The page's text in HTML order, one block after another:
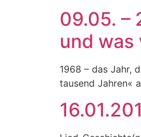
09.05. –
und was
1968 – das Jahr,
tausend Jahren«